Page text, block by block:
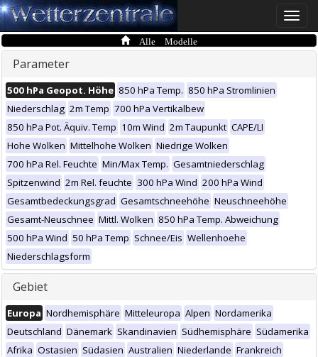
Toggle
Alle Modelle
Parameter
500 hPa Geopot. Höhe 850 hPa Temp. 850 hPa Stromlinien
Niederschlag 2m Temp 700 hPa Vertikalbew
850 hPa Pot. Äquiv. Temp 10m Wind 2m Taupunkt CAPE/LI
Hohe Wolken Mittelhohe Wolken Niedrige Wolken
700 hPa Rel. Feuchte Min/Max Temp. Gesamtniederschlag
Spitzenwind 2m Rel. feuchte 300 hPa Wind 200 hPa Wind
Gesamtbedeckungsgrad Gesamtschneehöhe Neuschneehöhe
Gesamt-Neuschnee Mittl. Wolken 850 hPa Temp. Abweichung
500 hPa Wind 50 hPa Temp Schnee/Eis Wellenhoehe
Niederschlagsform
Gebiet
Europa Nordhemisphäre Mitteleuropa Alpen Nordamerika
Deutschland Dänemark Skandinavien Südhemisphäre Südamerika
Afrika Ostasien Südasien Australien Niederlande Frankreich